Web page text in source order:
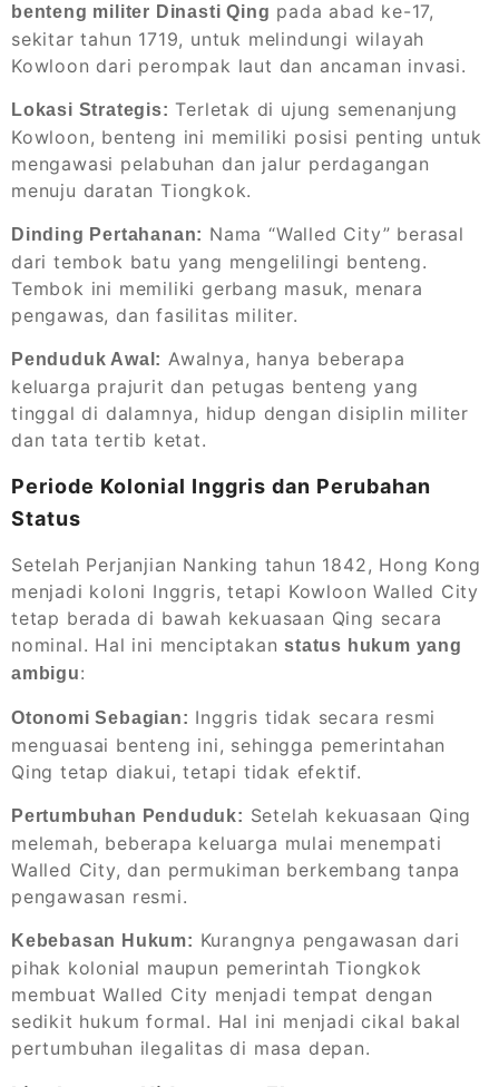
benteng militer Dinasti Qing pada abad ke-17,
sekitar tahun 1719, untuk melindungi wilayah
Kowloon dari perompak laut dan ancaman invasi.
Lokasi Strategis: Terletak di ujung semenanjung
Kowloon, benteng ini memiliki posisi penting untuk
mengawasi pelabuhan dan jalur perdagangan
menuju daratan Tiongkok.
Dinding Pertahanan: Nama “Walled City” berasal
dari tembok batu yang mengelilingi benteng.
Tembok ini memiliki gerbang masuk, menara
pengawas, dan fasilitas militer.
Penduduk Awal: Awalnya, hanya beberapa
keluarga prajurit dan petugas benteng yang
tinggal di dalamnya, hidup dengan disiplin militer
dan tata tertib ketat.
Periode Kolonial Inggris dan Perubahan
Status
Setelah Perjanjian Nanking tahun 1842, Hong Kong
menjadi koloni Inggris, tetapi Kowloon Walled City
tetap berada di bawah kekuasaan Qing secara
nominal. Hal ini menciptakanstatus hukum yang
ambigu:
Otonomi Sebagian: Inggris tidak secara resmi
menguasai benteng ini, sehingga pemerintahan
Qing tetap diakui, tetapi tidak efektif.
Pertumbuhan Penduduk: Setelah kekuasaan Qing
melemah, beberapa keluarga mulai menempati
Walled City, dan permukiman berkembang tanpa
pengawasan resmi.
Kebebasan Hukum: Kurangnya pengawasan dari
pihak kolonial maupun pemerintah Tiongkok
membuat Walled City menjadi tempat dengan
sedikit hukum formal. Hal ini menjadi cikal bakal
pertumbuhan ilegalitas di masa depan.